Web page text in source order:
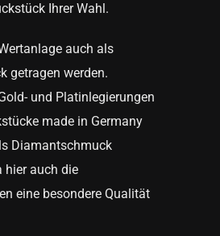
Ihrer Wahl.
auch als
getragen werden.
und Platinlegierungen
made in Germany
Diamantschmuck
hier auch die
eine besondere Qualität